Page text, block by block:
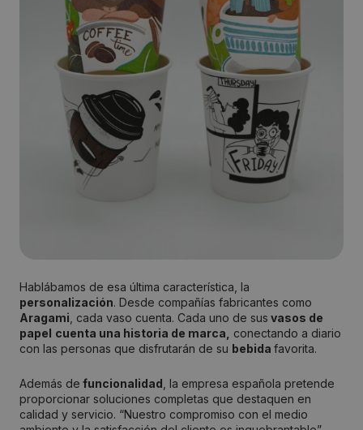
Hablábamos de esa última característica, la
personalización. Desde compañías fabricantes como
Aragami , cada vaso cuenta. Cada uno de sus vasos de
papel cuenta una historia de marca,
conectando a diario
con las personas que disfrutarán de su bebida favorita.
Además de funcionalidad , la empresa española pretende
proporcionar soluciones completas que destaquen en
calidad y servicio. “Nuestro compromiso con el medio